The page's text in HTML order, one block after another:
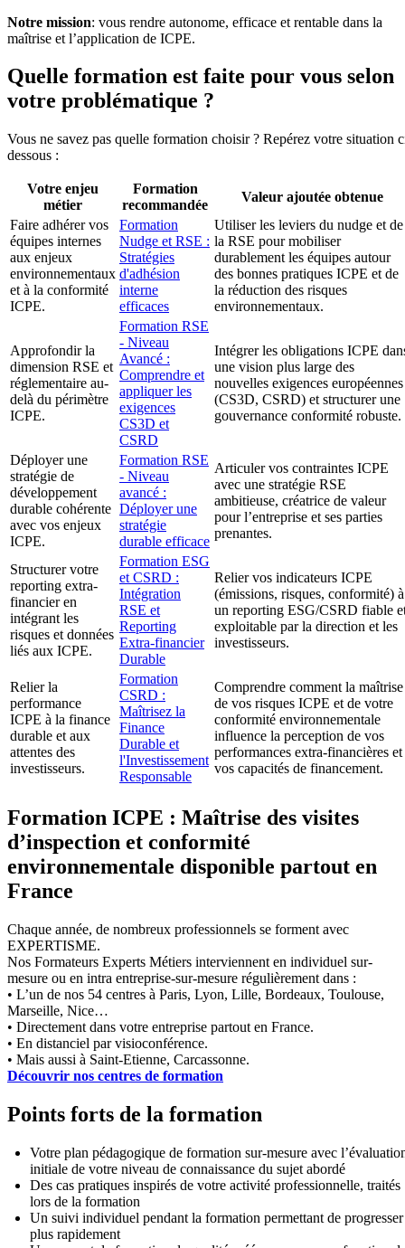
Notre mission: vous rendre autonome, efficace et rentable dans la
maîtrise et l’application de ICPE.
Quelle formation est faite pour vous selon
votre problématique ?
Vous ne savez pas quelle formation choisir ? Repérez votre situation
dessous :
Votre enjeu
métier
Formation
recommandée
Valeur ajoutée obtenue
Faire adhérer vos
équipes internes
aux enjeux
environnementaux
et à la conformité
ICPE.
Formation
Nudge et RSE :
Stratégies
d'adhésion
interne
efficaces
Utiliser les leviers du nudge et de
la RSE pour mobiliser
durablement les équipes autour
des bonnes pratiques ICPE et de
la réduction des risques
environnementaux.
Approfondir la
dimension RSE et
réglementaire au-
delà du périmètre
ICPE.
Formation RSE
- Niveau
Avancé :
Comprendre et
appliquer les
exigences
CS3D et
CSRD
Intégrer les obligations ICPE
une vision plus large des
nouvelles exigences européennes
(CS3D, CSRD) et structurer une
gouvernance conformité robuste.
Déployer une
stratégie de
développement
durable cohérente
avec vos enjeux
ICPE.
Formation RSE
- Niveau
avancé :
Déployer une
stratégie
durable efficace
Articuler vos contraintes ICPE
avec une stratégie RSE
ambitieuse, créatrice de valeur
pour l’entreprise et ses parties
prenantes.
Structurer votre
reporting extra-
financier en
intégrant les
risques et données
liés aux ICPE.
Formation ESG
et CSRD :
Intégration
RSE et
Reporting
Extra-financier
Durable
Relier vos indicateurs ICPE
(émissions, risques, conformité) à
un reporting ESG/CSRD fiable
exploitable par la direction et les
investisseurs.
Relier la
performance
ICPE à la finance
durable et aux
attentes des
investisseurs.
Formation
CSRD :
Maîtrisez la
Finance
Durable et
l'Investissement
Responsable
Comprendre comment la maîtrise
de vos risques ICPE et de votre
conformité environnementale
influence la perception de vos
performances extra-financières et
vos capacités de financement.
Formation ICPE : Maîtrise des visites
d’inspection et conformité
environnementale disponible partout en
France
Chaque année, de nombreux professionnels se forment avec
EXPERTISME.
Nos Formateurs Experts Métiers interviennent en individuel sur-
mesure ou en intra entreprise-sur-mesure régulièrement dans :
• L’un de nos 54 centres à Paris, Lyon, Lille, Bordeaux, Toulouse,
Marseille, Nice…
• Directement dans votre entreprise partout en France.
• En distanciel par visioconférence.
• Mais aussi à Saint-Etienne, Carcassonne.
Découvrir nos centres de formation
Points forts de la formation
Votre plan pédagogique de formation sur-mesure avec
initiale de votre niveau de connaissance du sujet abordé
Des cas pratiques inspirés de votre activité professionnelle, traités
lors de la formation
Un suivi individuel pendant la formation permettant de progresser
plus rapidement